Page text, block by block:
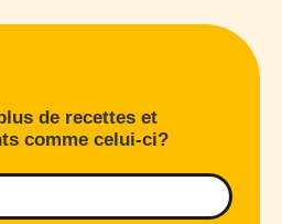
de recettes et
comme celui-ci?